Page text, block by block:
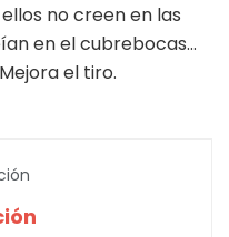
no creen en las
en el cubrebocas…
el tiro.